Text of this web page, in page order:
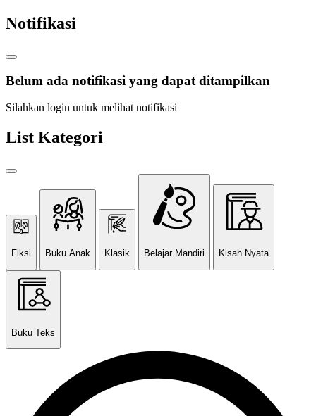
Notifikasi
Belum ada notifikasi yang dapat ditampilkan
Silahkan login untuk melihat notifikasi
List Kategori
Fiksi Buku Anak Klasik Belajar Mandiri Kisah Nyata
Buku Teks